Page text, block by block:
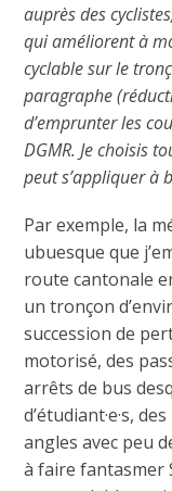
auprès des
qui améliorent à
cyclable sur le
paragraphe
d’emprunter les
DGMR. Je choisis
peut s’appliquer à
Par exemple, la
ubuesque que
route cantonale
un tronçon
succession de
motorisé, des
arrêts de bus
d’étudiant·e·s,
angles avec peu
à faire fantasmer